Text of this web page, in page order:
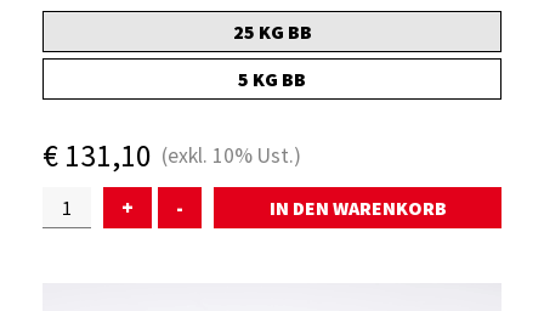
ÜBER UNS
AKTUELLES
25 KG BB
5 KG BB
€ 131,10 (exkl. 10% Ust.)
+
-